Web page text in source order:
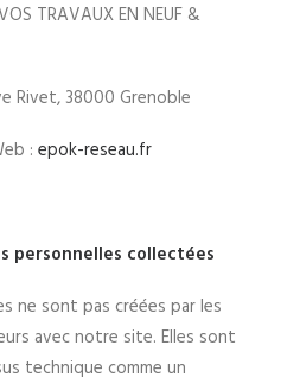
TRAVAUX EN NEUF &
Rivet, 38000 Grenoble
: epok-reseau.fr
personnelles collectées
ne sont pas créées par les
avec notre site. Elles sont
technique comme un